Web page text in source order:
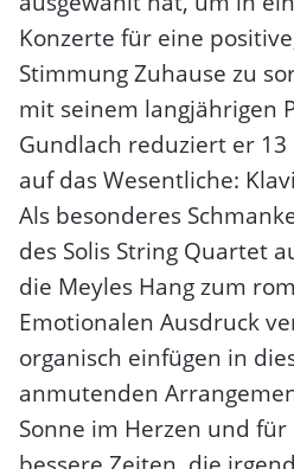
Konzerte für eine
Stimmung Zuhause zu
mit seinem langjährigen
Gundlach reduziert er 13
auf das Wesentliche:
Als besonderes
des Solis String Quartet
die Meyles Hang zum
Emotionalen Ausdruck
organisch einfügen in
anmutenden
Sonne im Herzen und für